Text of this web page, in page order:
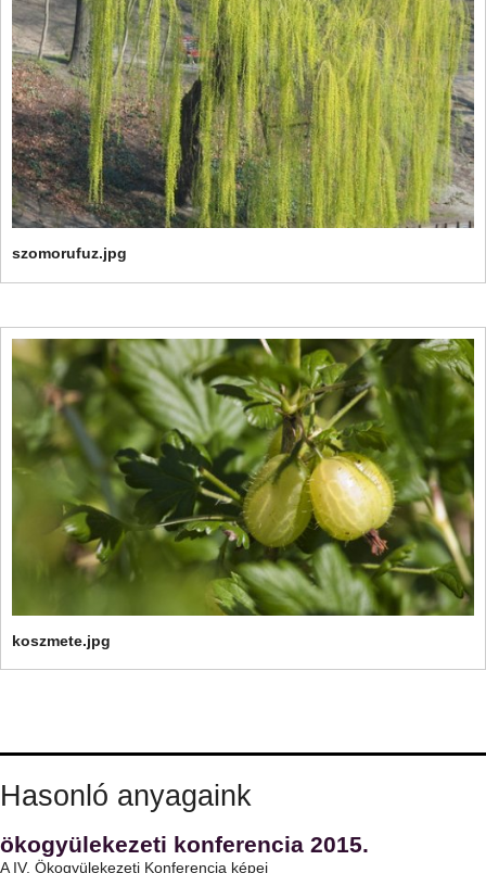
szomorufuz.jpg
koszmete.jpg
Hasonló anyagaink
ökogyülekezeti konferencia 2015.
A IV. Ökogyülekezeti Konferencia képei